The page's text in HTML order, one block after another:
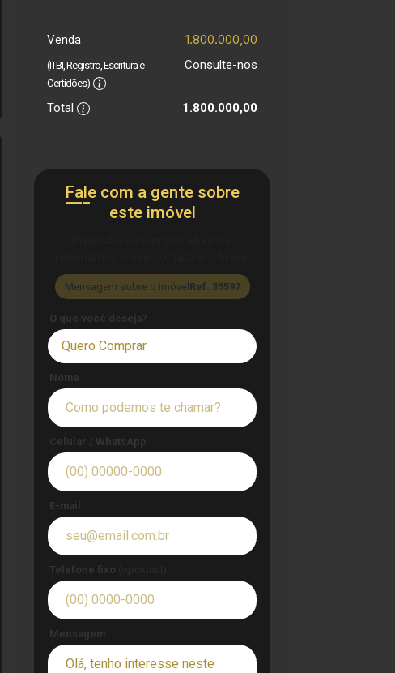
Venda 1.800.000,00
(ITBI, Registro, Escritura e
Certidões)
Consulte-nos
Total 1.800.000,00
Fale com a gente sobre
este imóvel
Mensagem sobre o imóvel Ref. 35597
O que você deseja?
Quero Comprar
Nome
Celular / WhatsApp
E-mail
Telefone fixo
Mensagem